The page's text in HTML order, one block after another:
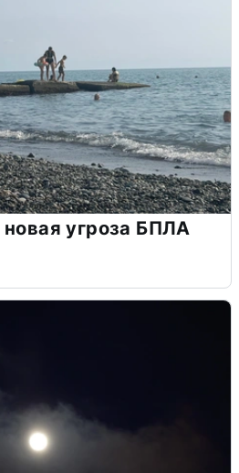
угроза БПЛА